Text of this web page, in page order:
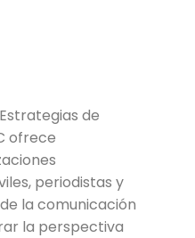
de
ofrece
periodistas y
la comunicación
la perspectiva